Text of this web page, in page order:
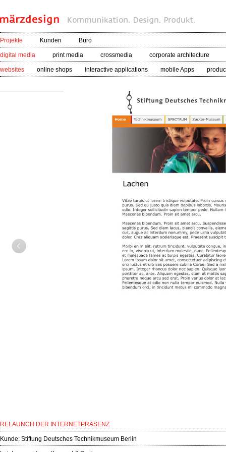
Projekte Kunden Büro
digital media print media crossmedia corporate architecture
websites online shops interactive applications mobile Apps
RELAUNCH DER INTERNETPRÄSENZ
Kunde: Stiftung Deutsches Technikmuseum Berlin